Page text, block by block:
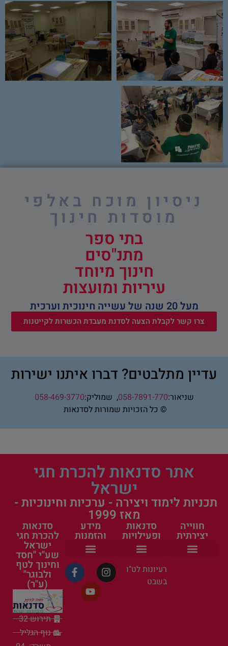
ניסיון מוכח באלפי
מוסדות חינוך
בתי ספר
מתנ"סים
חינוך מיוחד
עיריות ומועצות
מעל 20 שנה של עשייה חינוכית וערכית
צרו קשר לקבלת הצעה לסדנת מעבדת הכשרות לקייטנות
עדיין מתלבטים? דברו איתנו ישירות
שניאור:058-7891-770
, שמוליק:058-469-3770
© כל הזכויות שמורות לסדנאות
אתר סדנאות להכרת חגי
ישראל
תכניות לימוד ויצירה - ערכיות וחינוכיות -
מאז 1999
חווייה
יצירתית
סדנאות
ופעילויות
רעיונות לט"ו
בשבט
מידע
והזמנות
סדנאות
להכרת חגי
ישראל
שע"י "חסד
וחינוך לטף
ולבוגר"
(ע"ר)
תירוש 32
נוף הגליל